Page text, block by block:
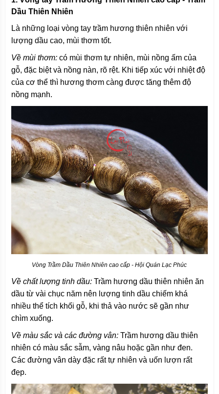
Dầu Thiên Nhiên
Là những loại vòng tay trầm hương thiên nhiên với
lượng dầu cao, mùi thơm tốt.
Về mùi thơm: có mùi thơm tự nhiên, mùi nồng ấm của
gỗ, đặc biệt và nồng nàn, rõ rệt. Khi tiếp xúc với nhiệt độ
của cơ thể thì hương thơm càng được tăng thêm độ
nồng mạnh.
Vòng Trầm Dầu Thiên Nhiên cao cấp - Hội Quán Lạc Phúc
Về chất lượng tinh dầu: Trầm hương dầu thiên nhiên ăn
dầu từ vài chục năm nên lượng tinh dầu chiếm khá
nhiều thể tích khối gỗ, khi thả vào nước sẽ gần như
chìm xuống.
Về màu sắc và các đường vân: Trầm hương dầu thiên
nhiên có màu sắc sẫm, vàng nâu hoặc gần như đen.
Các đường vân dày đặc rất tự nhiên và uốn lượn rất
đẹp.